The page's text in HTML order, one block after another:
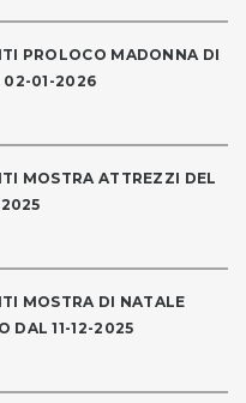
PROLOCO MADONNA DI
02-01-2026
MOSTRA ATTREZZI DEL
MOSTRA DI NATALE
DAL 11-12-2025